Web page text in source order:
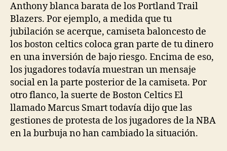
Anthony blanca barata de los Portland Trail
Blazers. Por ejemplo, a medida que tu
jubilación se acerque, camiseta baloncesto de
los boston celtics coloca gran parte de tu dinero
en una inversión de bajo riesgo. Encima de eso,
los jugadores todavía muestran un mensaje
social en la parte posterior de la camiseta. Por
otro flanco, la suerte de Boston Celtics El
llamado Marcus Smart todavía dijo que las
gestiones de protesta de los jugadores de la NBA
en la burbuja no han cambiado la situación.